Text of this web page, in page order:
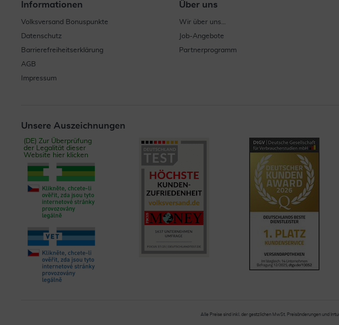
Informationen
Volksversand Bonuspunkte
Datenschutz
Barrierefreiheitserklärung
AGB
Impressum
Über uns
Wir über uns...
Job-Angebote
Partnerprogramm
Unsere Auszeichnungen
(DE) Zur Überprüfung
der Legalität dieser
Website hier klicken
Alle Preise sind inkl. der gestzlichen MwSt. Preisänderungen und